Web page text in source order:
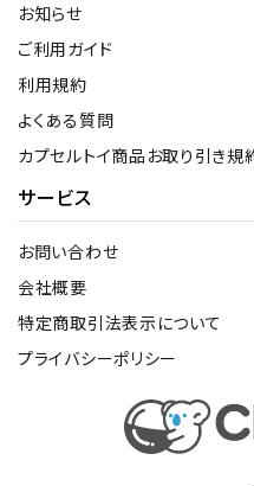
お知らせ
ご利用ガイド
利用規約
よくある質問
カプセルトイ商品お取り引き規
サービス
お問い合わせ
会社概要
特定商取引法表示について
プライバシーポリシー